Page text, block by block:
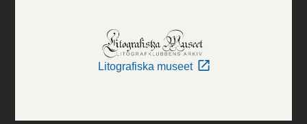
Litografiska museet